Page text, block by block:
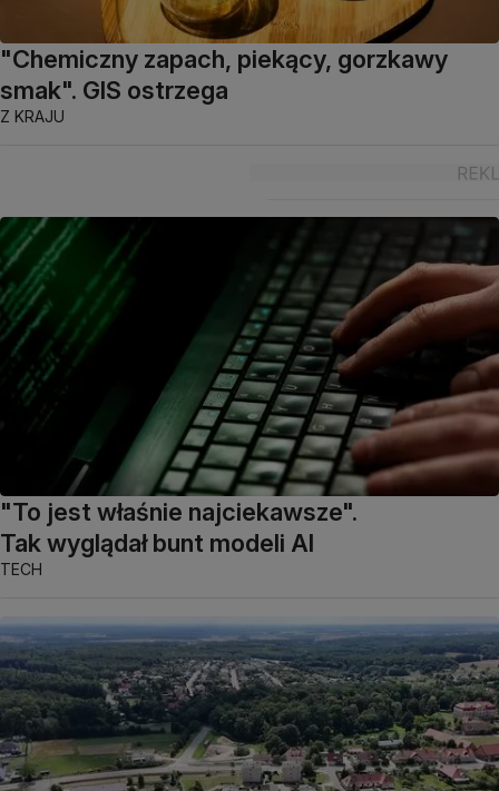
"Chemiczny zapach, piekący, gorzkawy
smak". GIS ostrzega
Z KRAJU
"To jest właśnie najciekawsze".
Tak wyglądał bunt modeli AI
TECH